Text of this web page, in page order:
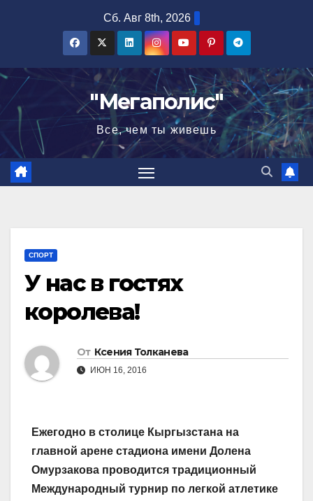
Сб. Авг 8th, 2026
"Мегаполис"
Все, чем ты живешь
СПОРТ
У нас в гостях
королева!
От Ксения Толканева
ИЮН 16, 2016
Ежегодно в столице Кыргызстана на
главной арене стадиона имени Долена
Омурзакова проводится традиционный
Международный турнир по легкой атлетике